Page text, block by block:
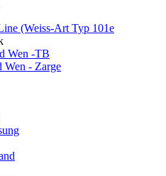
(Weiss-Art Typ 101e
Wen -TB
Wen - Zarge